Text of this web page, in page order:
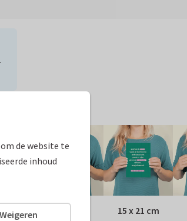
15 x 21 cm
de website te
inhoud
Weigeren